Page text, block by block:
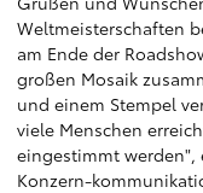
Weltmeisterschaften
am Ende der
großen Mosaik
und einem Stempel
viele Menschen
eingestimmt werden",
Konzern-